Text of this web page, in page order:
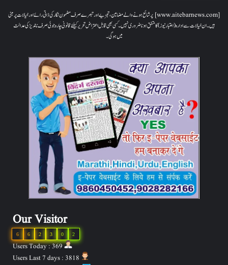
[www.aitebarnews.com] پر شائع ہونے والے مضامین، تجزیے اور تبصرے صرف مضمون نگار کی ذاتی رائے اور خیالات پر مبنی
ہیں۔ ان خیالات سے ادارہ (اعتبار نیوز) کا متفق ہونا ضروری نہیں۔ کسی بھی قابل اعتراض تحریر کیلئے قانونی چارہ جوئی صرف ناندیڑ کی عدالت
میں ہوگی۔
Our Visitor
2
0
3
2
6
6
Users Today : 369